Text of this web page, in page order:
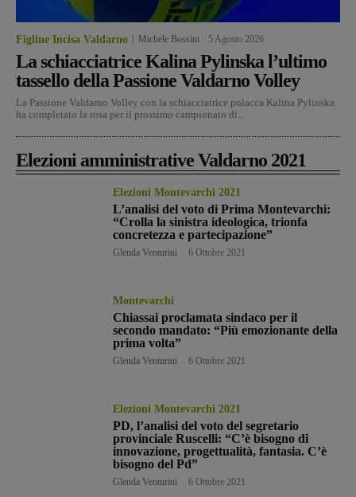
Figline Incisa Valdarno Michele Bossini 5 Agosto 2026
La schiacciatrice Kalina Pylinska l’ultimo
tassello della Passione Valdarno Volley
La Passione Valdarno Volley con la schiacciatrice polacca Kalina Pylinska
ha completato la rosa per il prossimo campionato di...
Elezioni amministrative Valdarno 2021
Elezioni Montevarchi 2021
L’analisi del voto di Prima Montevarchi:
“Crolla la sinistra ideologica, trionfa
concretezza e partecipazione”
Glenda Venturini 6 Ottobre 2021
Montevarchi
Chiassai proclamata sindaco per il
secondo mandato: “Più emozionante della
prima volta”
Glenda Venturini 6 Ottobre 2021
Elezioni Montevarchi 2021
PD, l’analisi del voto del segretario
provinciale Ruscelli: “C’è bisogno di
innovazione, progettualità, fantasia. C’è
bisogno del Pd”
Glenda Venturini 6 Ottobre 2021